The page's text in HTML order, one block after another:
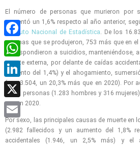
El número de personas que murieron por
aumentó un 1,6% respecto al año anterior,
Instituto Nacional de Estadística. De los
externas que se produjeron, 753 más que en
correspondieron a suicidios, manteniéndose,
muerte externa, por delante de caídas
aumento del 1,4%) y el ahogamiento,
(con 3.504, un 20,3% más que en 2020). Por
1.599 personas (1.283 hombres y 316
que en 2020.
Por sexo, las principales causas de muerte en
(2.982 fallecidos y un aumento del 1,8%
accidentales (1.946, un 2,5% más) y el
Facebook
WhatsApp
LinkedIn
X
Email